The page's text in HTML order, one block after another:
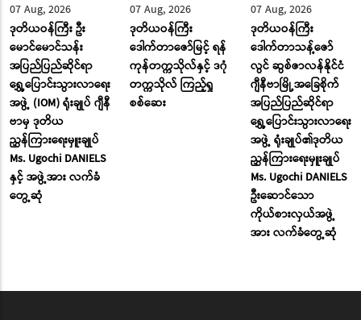
07 Aug, 2026
ဒုတိယဝန်ကြီး ဦး
မောင်မောင်သန်း
အပြည်ပြည်ဆိုင်ရာ
ရွှေ့ပြောင်းသွားလာရေး
အဖွဲ့ (IOM) ရုံးချုပ် ဂျီနီ
ဗာမှ ဒုတိယ
ညွှန်ကြားရေးမှူးချုပ်
Ms. Ugochi DANIELS
နှင့် အဖွဲ့အား လက်ခံ
တွေ့ဆုံ
07 Aug, 2026
ဒုတိယဝန်ကြီး
ဒေါက်တာဇော်မြင့် ရန်
ကုန်တက္ကသိုလ်နှင့် ဒဂုံ
တက္ကသိုလ် ကြည့်ရှု
စစ်ဆေး
07 Aug, 2026
ဒုတိယဝန်ကြီး
ဒေါက်တာသန့်ဇော်
လွင် ဆွစ်ဇာလန်နိုင်ငံ
ဂျီနီဗာမြို့အခြေစိုက်
အပြည်ပြည်ဆိုင်ရာ
ရွှေ့ပြောင်းသွားလာရေး
အဖွဲ့ ရုံးချုပ်၏ဒုတိယ
ညွှန်ကြားရေးမှူးချုပ်
Ms. Ugochi DANIELS
ဦးဆောင်သော
ကိုယ်စားလှယ်အဖွဲ့
အား လက်ခံတွေ့ဆုံ